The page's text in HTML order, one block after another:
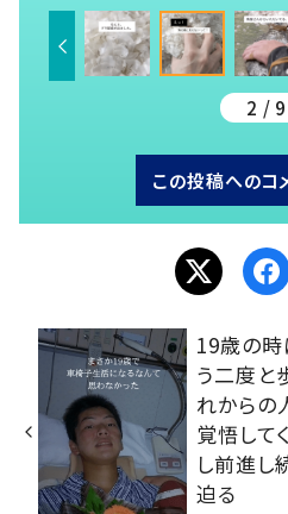
2 / 9
この投稿へのコ
19歳の
う二度と
れからの
覚悟して
し前進し
迫る